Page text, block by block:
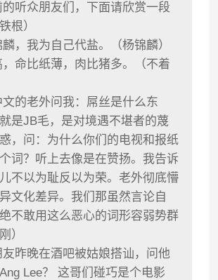
听众朋友们，下面请欣赏一段
根）
，我为自己代盐。（杨锦麟）
命比纸薄，肉比猪多。（不着
的老外问我：屌丝是什么东
是JB毛，是对境遇不堪者的蔑
，问：为什么你们的电视和报纸
词？听上去像是在赞扬。我告诉
不以为耻反以为荣。老外彻底懵
文化差异。我们那虽然言论自
不敢用这么恶心的词形容弱势群
）
昨晚在酒吧被姑娘搭讪，问他
Lee？ 这哥们碰巧是个电影